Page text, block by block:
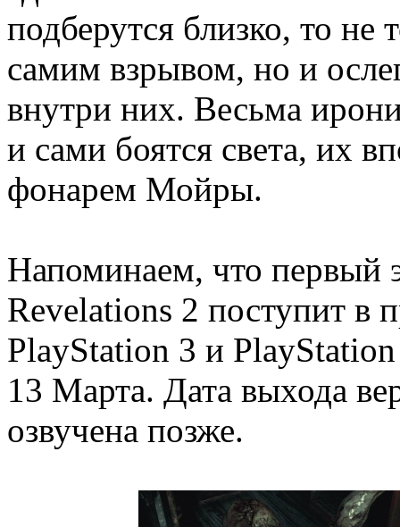
подберутся близко, то не
самим взрывом, но и
внутри них. Весьма
и сами боятся света, их
фонарем Мойры.
Напоминаем, что первый
Revelations 2 поступит в
PlayStation 3 и
13 Марта. Дата выхода
озвучена позже.